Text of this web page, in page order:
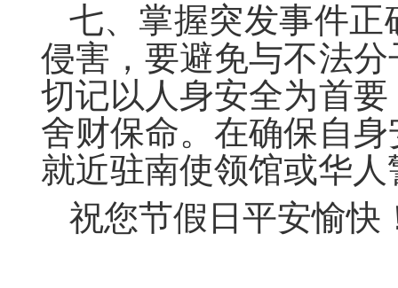
七、 掌握突发事件正
侵害，要避免与不法
切记以人身安全为首
舍财保命。在确保自
就近驻南使领馆或华
祝您节假日平安愉快